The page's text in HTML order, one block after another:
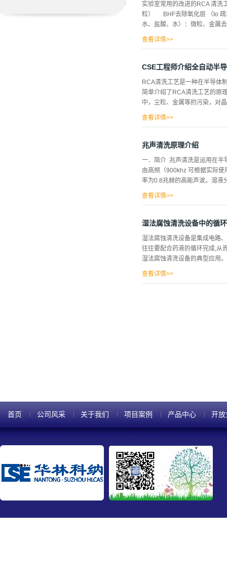
实验室常用的改进的RCA 清洗
粒） BHF去除氧化层 （to 疏
水、盐酸、水）：微粒、金属
浓度校准 旋转、干燥设备华林
查看详情>>
CSE工程师介绍全自动半
RCA清洗工艺是一种在半导体
简单介绍了RCA清洗工艺的原
中，尘粒、金属等的污染，对
件和集成电路中使用最广泛的
表面是实现高性能处理的第一
进行化学清洗的设备比较多，
进口的全自动 RCA 清洗机虽
开发了全自动半导体RCA 清洗
查看详情>>
兆声清洗原理介绍
一．简介 兆声清洗是运用在半
由高频（900khz 可根据实际
率为0.8兆赫的高能声波。溶液
洗液中。 二．作用兆声波清洗
英槽体、保证在清洗过程温度
否需要的自动供酸系统，是否
使用时首先要把清洗槽体和在
之后打开在线加热，使温度达
查看详情>>
湿法腐蚀清洗设备中的循
湿法腐蚀清洗设备是集成电路
往往要配合药液的循环完成,从
湿法腐蚀清洗设备的典型应用
查看详情>>
首页 公司风采 关于我们 项目案例 产品中心 开放